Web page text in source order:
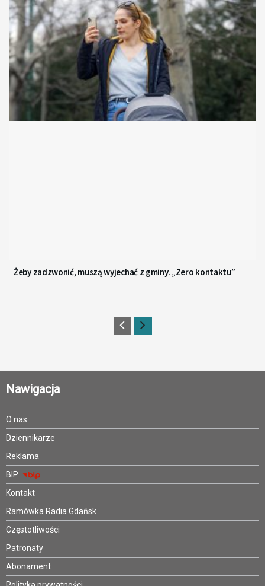
Żeby zadzwonić, muszą wyjechać z gminy. „Zero kontaktu”
Nawigacja
O nas
Dziennikarze
Reklama
BIP
Kontakt
Ramówka Radia Gdańsk
Częstotliwości
Patronaty
Abonament